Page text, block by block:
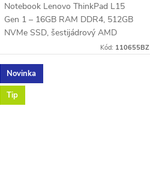
Notebook Lenovo ThinkPad L15
Gen 1 – 16GB RAM DDR4, 512GB
NVMe SSD, šestijádrový AMD
Ryzen™ 5 PRO 4650U 2,1 GHz až
Full HD IPS displej 1920 ×...
Kód: 110655BZ
Novinka
Tip